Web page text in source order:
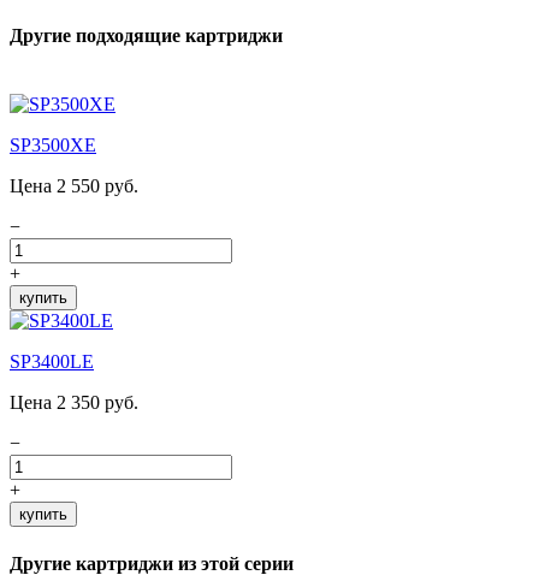
Другие подходящие картриджи
SP3500XE
Цена 2 550 руб.
−
+
купить
SP3400LE
Цена 2 350 руб.
−
+
купить
Другие картриджи из этой серии